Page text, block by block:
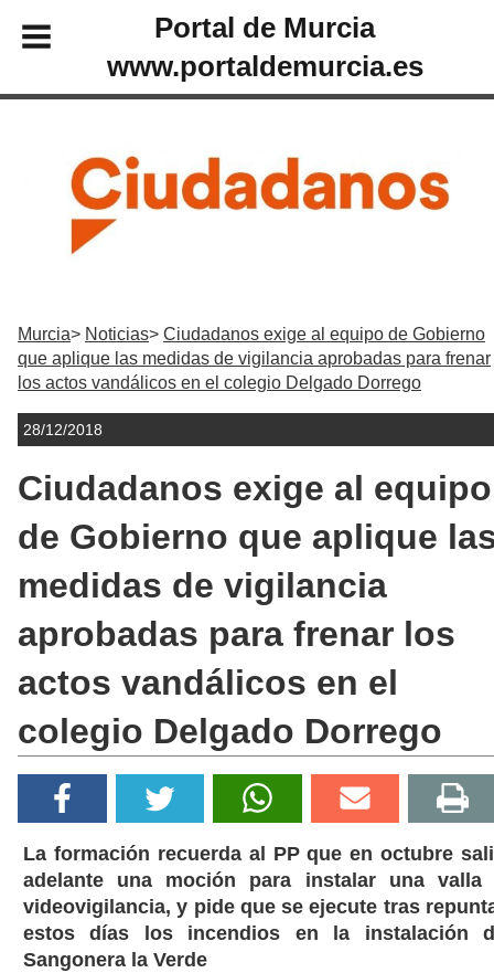
Portal de Murcia
www.portaldemurcia.es
Murcia Noticias
Ciudadanos exige al equipo de Gobierno
que aplique las medidas de vigilancia aprobadas para frenar
los actos vandálicos en el colegio Delgado Dorrego
28/12/2018
Ciudadanos exige al equipo
de Gobierno que aplique
medidas de vigilancia
aprobadas para frenar los
actos vandálicos en el
colegio Delgado Dorrego
La formación recuerda al PP que en octubre
adelante una moción para instalar una valla
videovigilancia, y pide que se ejecute tras
estos días los incendios en la instalación
Sangonera la Verde